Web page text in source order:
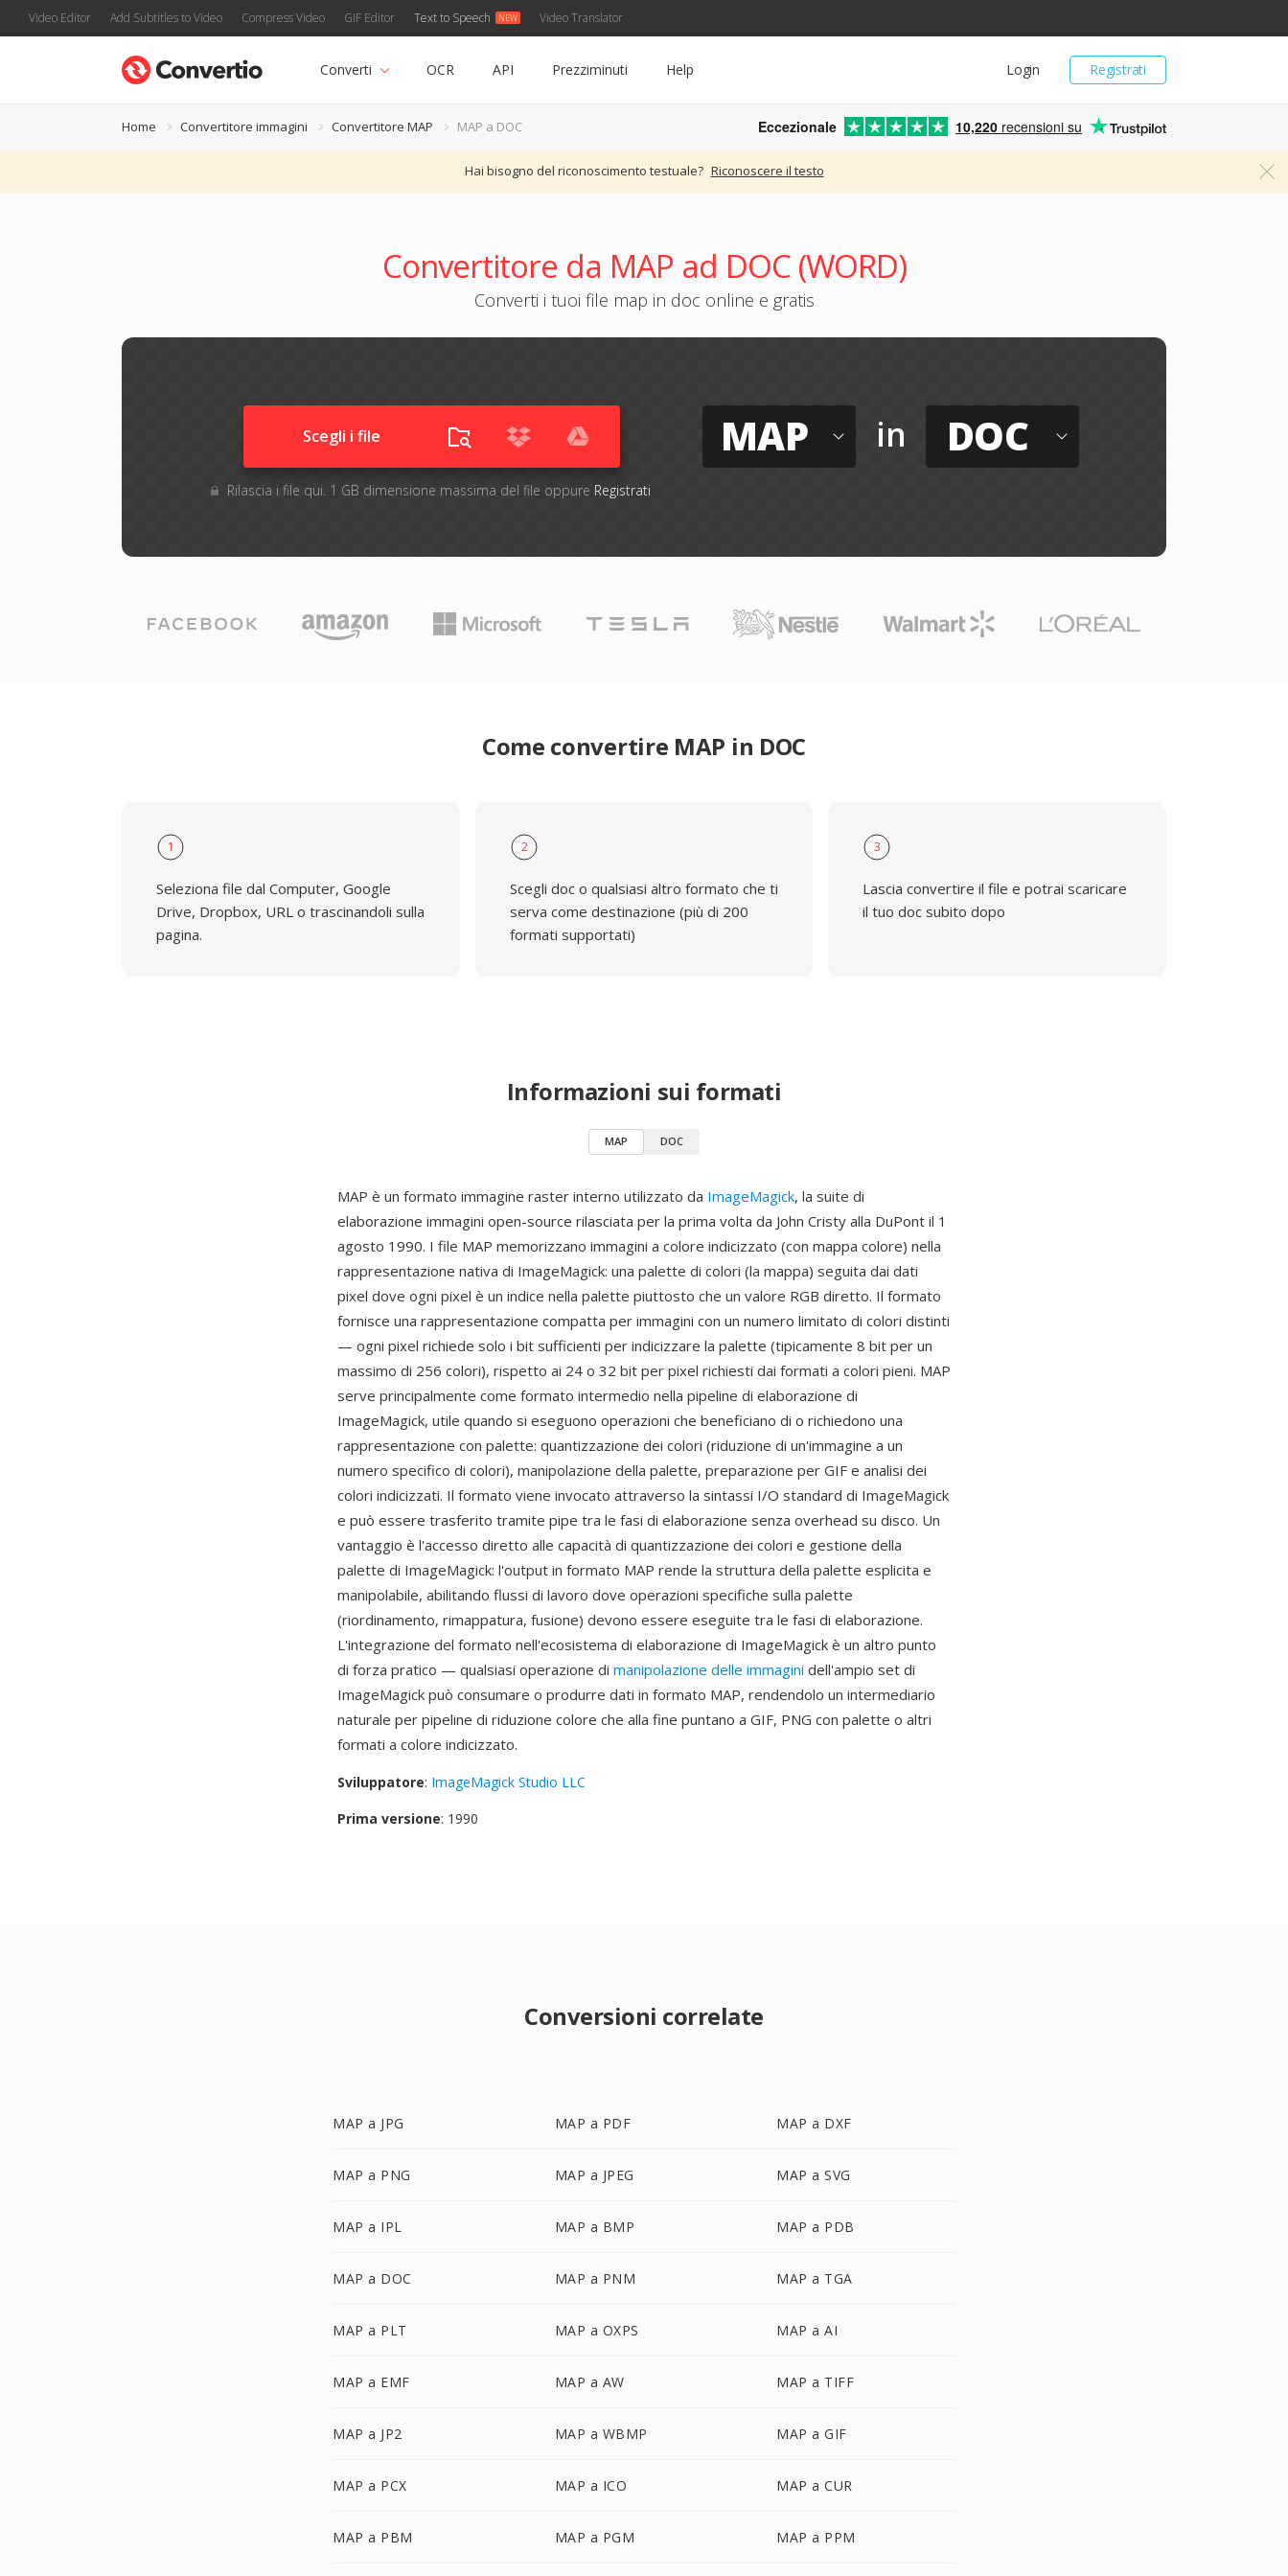
Video Editor Add Subtitles to Video Compress Video GIF Editor Text to Speech Video Translator
Registrati
Login
Converti OCR API Prezziminuti Help
Home Convertitore immagini Convertitore MAP MAP a DOC Eccezionale 10,220 recensioni su
Hai bisogno del riconoscimento testuale? Riconoscere il testo
Convertitore da MAP ad DOC (WORD)
Converti i tuoi file map in doc online e gratis
Scegli i file
Rilascia i file qui. 1 GB dimensione massima del file oppure Registrati
MAP in DOC
Come convertire MAP in DOC
1
Seleziona file dal Computer, Google
Drive, Dropbox, URL o trascinandoli sulla
pagina.
2
Scegli doc o qualsiasi altro formato che ti
serva come destinazione (più di 200
formati supportati)
3
Lascia convertire il file e potrai scaricare
il tuo doc subito dopo
Informazioni sui formati
MAP DOC
MAP è un formato immagine raster interno utilizzato da ImageMagick, la suite di
elaborazione immagini open-source rilasciata per la prima volta da John Cristy alla DuPont il 1
agosto 1990. I file MAP memorizzano immagini a colore indicizzato (con mappa colore) nella
rappresentazione nativa di ImageMagick: una palette di colori (la mappa) seguita dai dati
pixel dove ogni pixel è un indice nella palette piuttosto che un valore RGB diretto. Il formato
fornisce una rappresentazione compatta per immagini con un numero limitato di colori distinti
— ogni pixel richiede solo i bit sufficienti per indicizzare la palette (tipicamente 8 bit per un
massimo di 256 colori), rispetto ai 24 o 32 bit per pixel richiesti dai formati a colori pieni. MAP
serve principalmente come formato intermedio nella pipeline di elaborazione di
ImageMagick, utile quando si eseguono operazioni che beneficiano di o richiedono una
rappresentazione con palette: quantizzazione dei colori (riduzione di un'immagine a un
numero specifico di colori), manipolazione della palette, preparazione per GIF e analisi dei
colori indicizzati. Il formato viene invocato attraverso la sintassi I/O standard di ImageMagick
e può essere trasferito tramite pipe tra le fasi di elaborazione senza overhead su disco. Un
vantaggio è l'accesso diretto alle capacità di quantizzazione dei colori e gestione della
palette di ImageMagick: l'output in formato MAP rende la struttura della palette esplicita e
manipolabile, abilitando flussi di lavoro dove operazioni specifiche sulla palette
(riordinamento, rimappatura, fusione) devono essere eseguite tra le fasi di elaborazione.
L'integrazione del formato nell'ecosistema di elaborazione di ImageMagick è un altro punto
di forza pratico — qualsiasi operazione di manipolazione delle immagini dell'ampio set di
ImageMagick può consumare o produrre dati in formato MAP, rendendolo un intermediario
naturale per pipeline di riduzione colore che alla fine puntano a GIF, PNG con palette o altri
formati a colore indicizzato.
Sviluppatore: ImageMagick Studio LLC
Prima versione: 1990
Conversioni correlate
MAP a JPG MAP a PDF MAP a DXF
MAP a PNG MAP a JPEG MAP a SVG
MAP a IPL MAP a BMP MAP a PDB
MAP a DOC MAP a PNM MAP a TGA
MAP a PLT MAP a OXPS MAP a AI
MAP a EMF MAP a AW MAP a TIFF
MAP a JP2 MAP a WBMP MAP a GIF
MAP a PCX MAP a ICO MAP a CUR
MAP a PBM MAP a PGM MAP a PPM